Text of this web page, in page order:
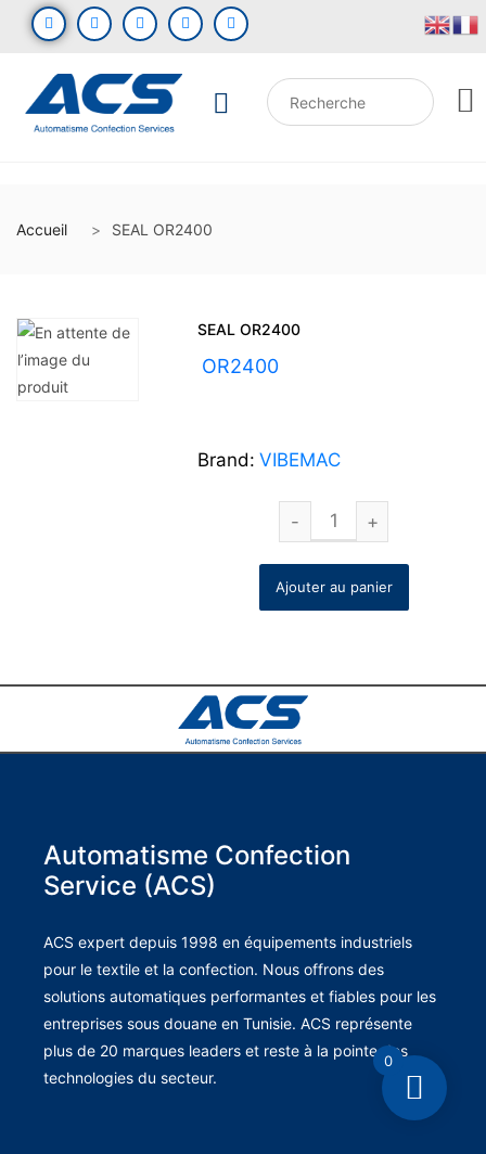
Accueil SEAL OR2400
SEAL OR2400
OR2400
Brand: VIBEMAC
Ajouter au panier
Automatisme Confection
Service (ACS)
ACS expert depuis 1998 en équipements industriels
pour le textile et la confection. Nous offrons des
solutions automatiques performantes et fiables pour les
entreprises sous douane en Tunisie. ACS représente
plus de 20 marques leaders et reste à la pointe des
technologies du secteur.
0